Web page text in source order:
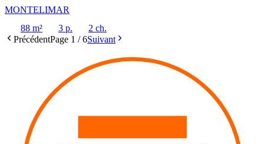
MONTELIMAR
88 m²
3 p.
2 ch.
PrécédentPage 1 /6Suivant